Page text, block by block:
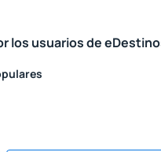
los usuarios de